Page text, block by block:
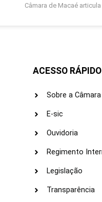
Câmara de Macaé
ACESSO RÁPIDO
Sobre a Câmara
E-sic
Ouvidoria
Regimento
Legislação
Transparência